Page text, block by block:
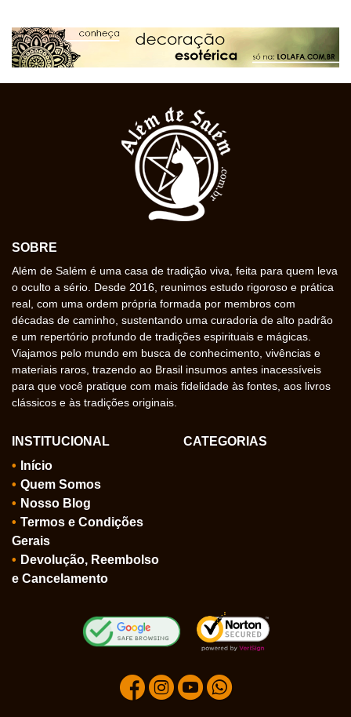
SOBRE
Além de Salém é uma casa de tradição viva, feita para quem leva
o oculto a sério. Desde 2016, reunimos estudo rigoroso e prática
real, com uma ordem própria formada por membros com
décadas de caminho, sustentando uma curadoria de alto padrão
e um repertório profundo de tradições espirituais e mágicas.
Viajamos pelo mundo em busca de conhecimento, vivências e
materiais raros, trazendo ao Brasil insumos antes inacessíveis
para que você pratique com mais fidelidade às fontes, aos livros
clássicos e às tradições originais.
INSTITUCIONAL
Início
Quem Somos
Nosso Blog
Termos e Condições
Gerais
Devolução, Reembolso
e Cancelamento
CATEGORIAS